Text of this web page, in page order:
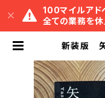
100マイルアド
全ての業務を休
新装版